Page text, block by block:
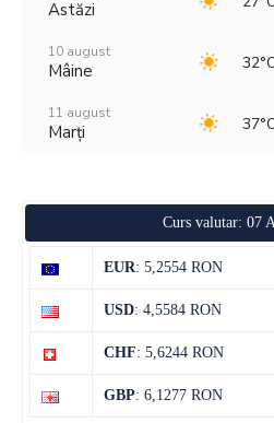
Astăzi
10 august
Mâine
11 august
Marți
Vineri
15 august
Curs valutar: 07
EUR: 5,2554 RON
USD: 4,5584 RON
CHF: 5,6244 RON
GBP: 6,1277 RON